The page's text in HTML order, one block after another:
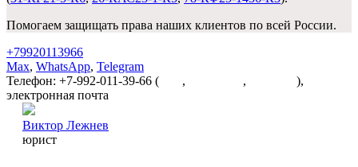
Помогаем защищать права наших клиентов по всей России.
+79920113966
Max, WhatsApp, Telegram
Телефон: +7-992-011-39-66 (
, ,
),
электронная почта
Виктор Лежнев
юрист